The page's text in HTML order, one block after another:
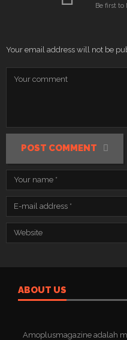
Be first to
Your email address will not be
POST COMMENT
ABOUT US
Amoplusmagazine adalah